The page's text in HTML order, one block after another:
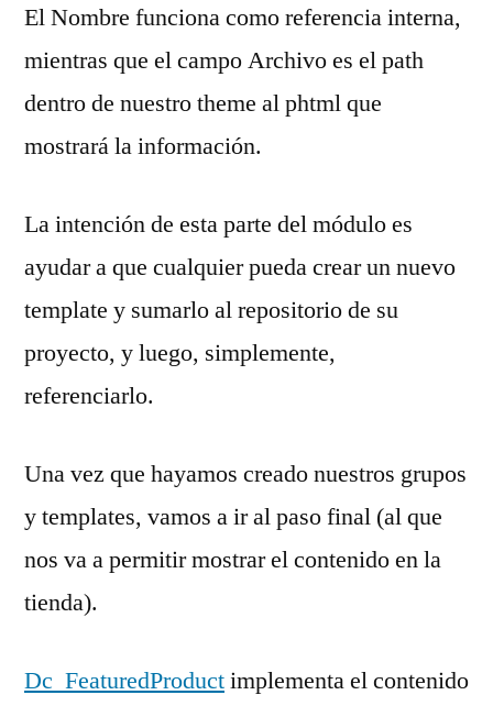
El Nombre funciona como referencia interna,
mientras que el campo Archivo es el path
dentro de nuestro theme al phtml que
mostrará la información.
La intención de esta parte del módulo es
ayudar a que cualquier pueda crear un nuevo
template y sumarlo al repositorio de su
proyecto, y luego, simplemente,
referenciarlo.
Una vez que hayamos creado nuestros grupos
y templates, vamos a ir al paso final (al que
nos va a permitir mostrar el contenido en la
tienda).
Dc_FeaturedProductimplementa el contenido